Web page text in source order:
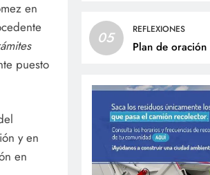
05 REFLEXIONES
Plan de oración
en
puesto
y en
en